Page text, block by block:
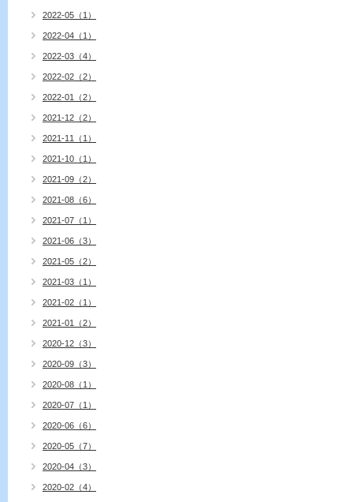
2022-05（1）
2022-04（1）
2022-03（4）
2022-02（2）
2022-01（2）
2021-12（2）
2021-11（1）
2021-10（1）
2021-09（2）
2021-08（6）
2021-07（1）
2021-06（3）
2021-05（2）
2021-03（1）
2021-02（1）
2021-01（2）
2020-12（3）
2020-09（3）
2020-08（1）
2020-07（1）
2020-06（6）
2020-05（7）
2020-04（3）
2020-02（4）